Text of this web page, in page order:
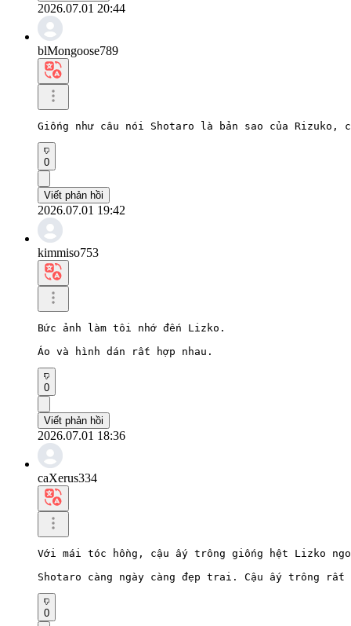
2026.07.01 20:44
blMongoose789
Giống như câu nói Shotaro là bản sao của Rizuko,
0
Viết phản hồi
2026.07.01 19:42
kimmiso753
Bức ảnh làm tôi nhớ đến Lizko.
Áo và hình dán rất hợp nhau.
0
Viết phản hồi
2026.07.01 18:36
caXerus334
Với mái tóc hồng, cậu ấy trông giống hệt Lizko
Shotaro càng ngày càng đẹp trai. Cậu ấy trông rất
0